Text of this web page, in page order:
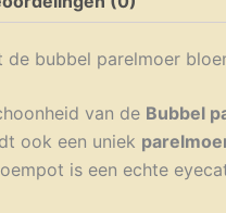
de bubbel parelmoer
van de Bubbel
ook een uniek
is een echte